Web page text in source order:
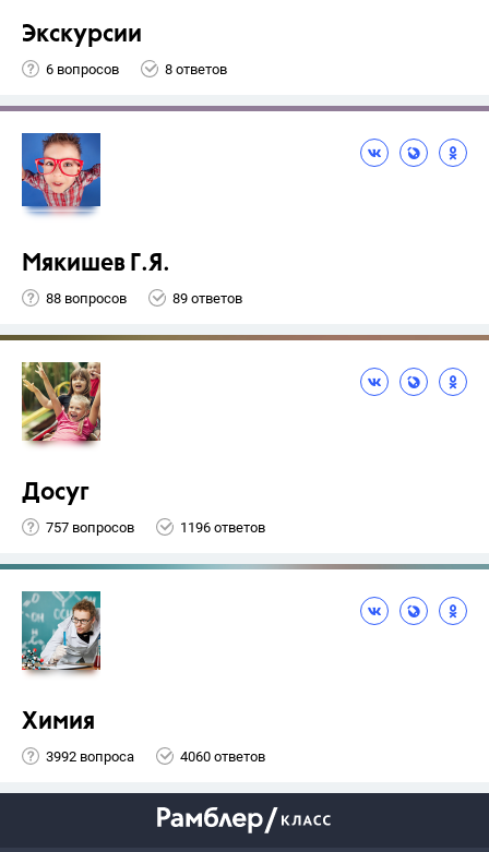
Экскурсии
6 вопросов 8 ответов
Мякишев Г.Я.
88 вопросов 89 ответов
Досуг
757 вопросов 1196 ответов
Химия
3992 вопроса 4060 ответов